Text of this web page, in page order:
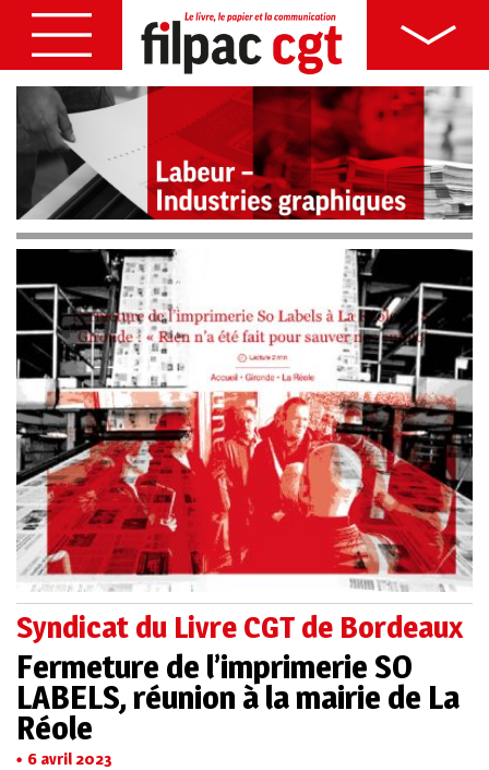
Syndicat du Livre CGT de Bordeaux
Fermeture de l’imprimerie SO
LABELS, réunion à la mairie de La
Réole
6 avril 2023